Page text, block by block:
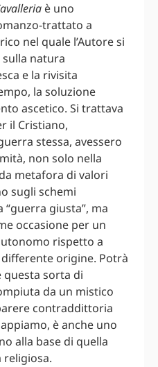
è uno
trattato a
nel quale l’Autore si
natura
e la rivisita
la soluzione
ascetico. Si trattava
il Cristiano,
stessa, avessero
non solo nella
metafora di valori
sugli schemi
giusta”, ma
occasione per un
rispetto a
origine. Potrà
sorta di
da un mistico
contraddittoria
è anche uno
alla base di quella
religiosa.